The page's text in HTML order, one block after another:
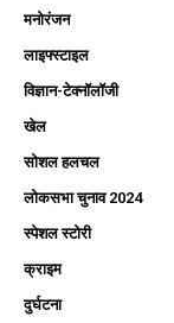
मनोरंजन
लाइफ्स्टाइल
विज्ञान-टेक्नॉलॉजी
खेल
सोशल हलचल
लोकसभा चुनाव 2024
स्पेशल स्टोरी
क्राइम
दुर्घटना